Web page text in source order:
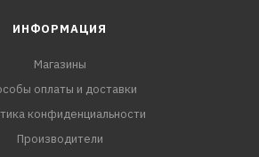
ИНФОРМАЦИЯ
Магазины
оплаты и доставки
конфиденциальности
Производители